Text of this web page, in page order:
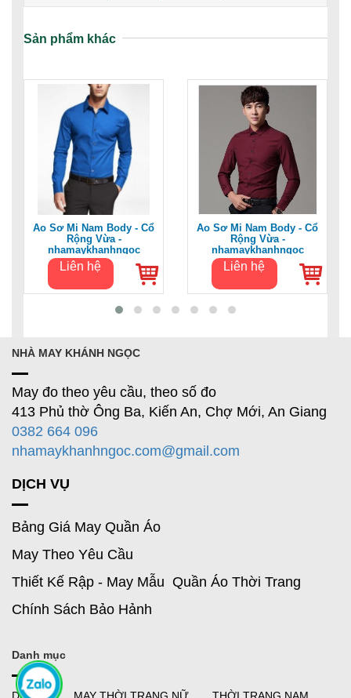
Sản phẩm khác
Áo Sơ Mi Nam Body - Cổ
Rộng Vừa -
nhamaykhanhngoc
Liên hệ
Áo Sơ Mi Nam Body - Cổ
Rộng Vừa -
nhamaykhanhngoc
Liên hệ
NHÀ MAY KHÁNH NGỌC
May đo theo yêu cầu, theo số đo
413 Phủ thờ Ông Ba, Kiến An, Chợ Mới, An Giang
0382 664 096
nhamaykhanhngoc.com@gmail.com
DỊCH VỤ
Bảng Giá May Quần Áo
May Theo Yêu Cầu
Thiết Kế Rập - May Mẫu Quần Áo Thời Trang
Chính Sách Bảo Hảnh
Danh mục
DR MAI MAY THỜI TRANG NỮ THỜI TRANG NAM